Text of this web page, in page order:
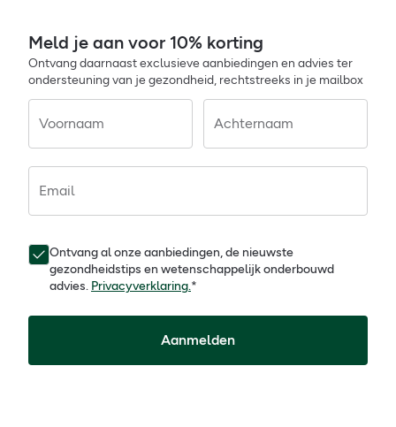
Meld je aan voor 10% korting
Ontvang daarnaast exclusieve aanbiedingen en advies ter
ondersteuning van je gezondheid, rechtstreeks in je mailbox
Voornaam Achternaam
Email
Ontvang al onze aanbiedingen, de nieuwste
gezondheidstips en wetenschappelijk onderbouwd
advies. Privacyverklaring.*
Aanmelden